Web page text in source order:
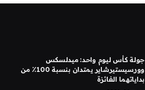
جولة كأس ليوم واحد: ميدلسكس
وورسيستيرشاير يمتدان بنسبة 100٪ من
بداياتهما الفائزة